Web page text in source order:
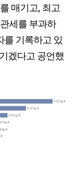
매기고, 최고
세를 부과하
를 기록하고 있
겠다고 공언했